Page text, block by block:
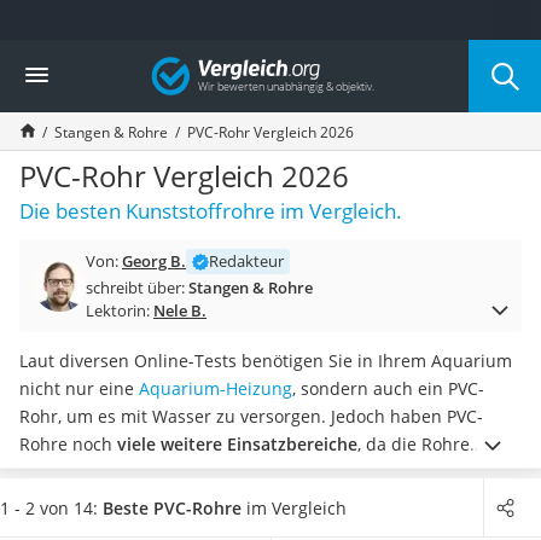
Die beliebtesten Vergleiche nach Kategorie
Baumarkt
Tresor feuerfest
Makita-Akku-Rasenmäher
Kappsäge
Smartes Türschloss
Akku-Rasentrimmer
Feuchtigkeitsmessgerät
Split-Klimaanlage 2 Innengeräte
Pelletofen
Tiefbrunnenpumpe
Fliesenschneider
Hochdruckreiniger
Doppelschleifer
Überwachungskamera
Benzinrasenmäher mit Elektrostart
Vergleich
Stangen & Rohre PVC-Rohr Vergleich 2026
PVC-Rohr Vergleich 2026
Die besten Kunststoffrohre im Vergleich.
Von:Georg B.
Redakteur
schreibt über:Stangen & Rohre
Lektorin: Nele B.
Laut diversen Online-Tests benötigen Sie in Ihrem Aquarium
nicht nur eine Aquarium-Heizung, sondern auch ein PVC-
Rohr, um es mit Wasser zu versorgen. Jedoch haben PVC-
Rohre noch viele weitere Einsatzbereiche, da die Rohre
aufgrund des Materials besonders leicht sind. In unserem
Vergleich zeigen wir Ihnen, welche Unterschiede PVC-Rohre
1 - 2 von 14: Beste PVC-Rohre im Vergleich